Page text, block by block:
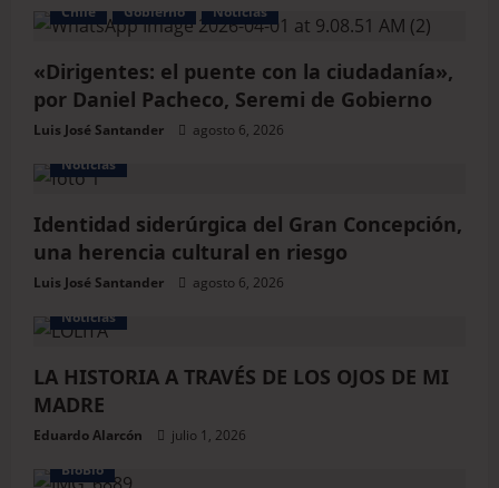
Chile Gobierno Noticias
«Dirigentes: el puente con la ciudadanía»,
por Daniel Pacheco, Seremi de Gobierno
Luis José Santander
agosto 6, 2026
Noticias
Identidad siderúrgica del Gran Concepción,
una herencia cultural en riesgo
Luis José Santander
agosto 6, 2026
Noticias
LA HISTORIA A TRAVÉS DE LOS OJOS DE MI
MADRE
Eduardo Alarcón
julio 1, 2026
BioBio